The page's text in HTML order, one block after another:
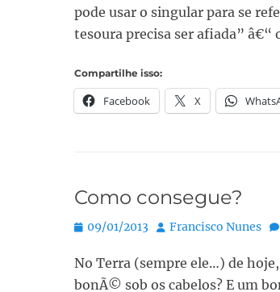
pode usar o singular para se
tesoura precisa ser afiada” â€“
Compartilhe isso:
Facebook X
Como consegue?
Posted
09/01/2013 Autor:
Francisco Nunes
No Terra (sempre ele…) de
bonÃ© sob os cabelos? E um